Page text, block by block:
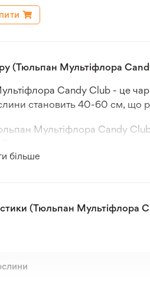
(Тюльпан Мультіфлора
Candy Club - це
становить 40-60 см, що
Мультіфлора Candy
ґрунт.
більше
(Тюльпан Мультіфлора